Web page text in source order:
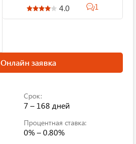
4.0 1
Онлайн заявка
Срок:
7 – 168 дней
Процентная ставка:
0% – 0.80%